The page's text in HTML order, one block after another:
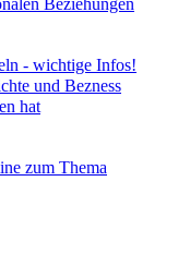
Beziehungen
- wichtige Infos!
und Bezness
hat
zum Thema